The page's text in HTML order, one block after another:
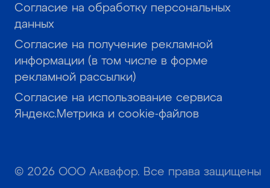
© 2026 ООО Аквафор. Все права защищены
Согласие на обработку персональных
данных
Согласие на получение рекламной
информации (в том числе в форме
рекламной рассылки)
Согласие на использование сервиса
Яндекс.Метрика и cookie-файлов